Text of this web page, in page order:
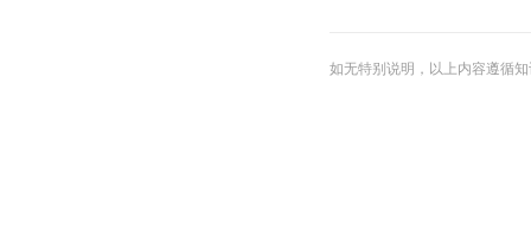
如无特别说明，以上内容遵循